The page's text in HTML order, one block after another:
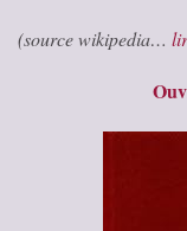
(source wikipedia…